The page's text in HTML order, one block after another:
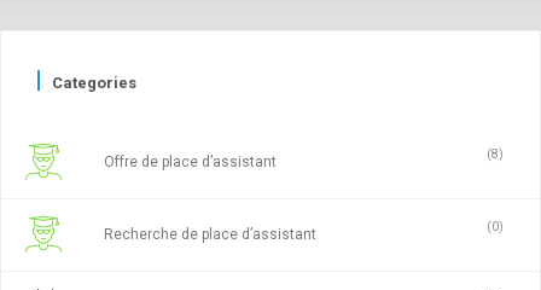
Categories
Offre de place d’assistant (8)
Recherche de place d’assistant (0)